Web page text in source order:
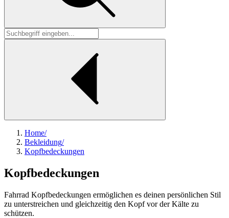
Home/
Bekleidung/
Kopfbedeckungen
Kopfbedeckungen
Fahrrad Kopfbedeckungen ermöglichen es deinen persönlichen Stil
zu unterstreichen und gleichzeitig den Kopf vor der Kälte zu
schützen.